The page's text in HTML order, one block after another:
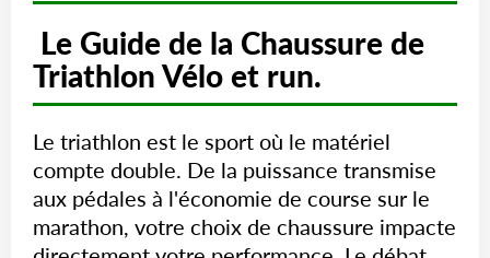
Le Guide de la Chaussure de
Triathlon Vélo et run.
Le triathlon est le sport où le matériel
compte double. De la puissance transmise
aux pédales à l'économie de course sur le
marathon, votre choix de chaussure impacte